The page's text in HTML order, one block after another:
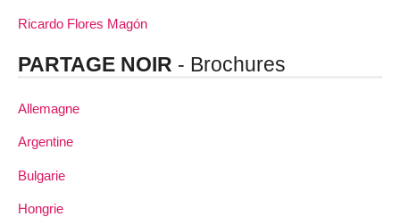
Ricardo Flores Magón
PARTAGE NOIR - Brochures
Allemagne
Argentine
Bulgarie
Hongrie